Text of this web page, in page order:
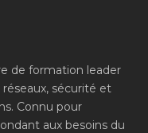
de formation leader
sécurité et
Connu pour
aux besoins du